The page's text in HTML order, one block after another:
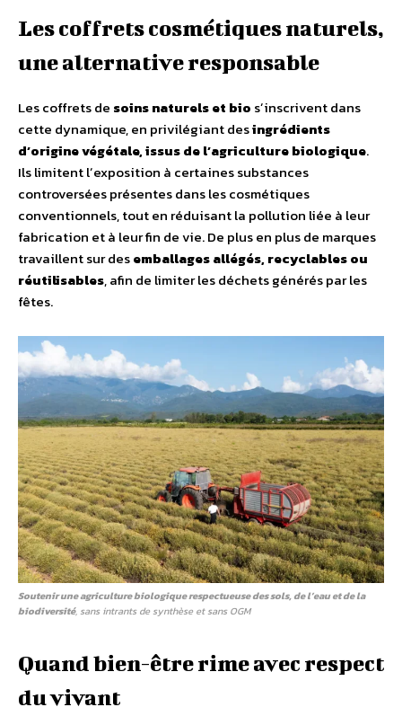
Les coffrets cosmétiques naturels,
une alternative responsable
Les coffrets de soins naturels et bio sʼinscrivent dans
cette dynamique, en privilégiant desingrédients
dʼorigine végétale, issus de lʼagriculture biologique.
Ils limitent lʼexposition à certaines substances
controversées présentes dans les cosmétiques
conventionnels, tout en réduisant la pollution liée à leur
fabrication et à leur fin de vie. De plus en plus de marques
travaillent sur desemballages allégés, recyclables ou
réutilisables, afin de limiter les déchets générés par les
fêtes.
Soutenir une agriculture biologique respectueuse des sols, de l’eau et de la
biodiversité, sans intrants de synthèse et sans OGM
Quand bien-être rime avec respect
du vivant